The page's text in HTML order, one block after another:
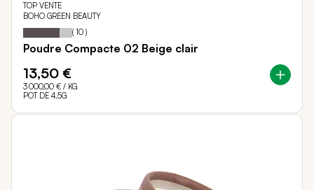
TOP VENTE
BOHO GREEN BEAUTY
Notation: 74
% of
( 10 )
Poudre Compacte 02 Beige clair
13,50 €
3 000,00 € / KG
POT DE 4,5G